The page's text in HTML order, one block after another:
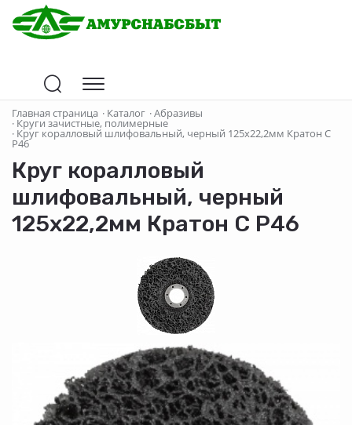
Главная страница · Каталог ·Абразивы
· Круги зачистные, полимерные
· Круг коралловый шлифовальный, черный 125х22,2мм Кратон C
P46
Круг коралловый
шлифовальный, черный
125х22,2мм Кратон C P46